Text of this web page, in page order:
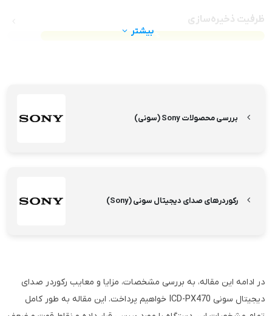
ظرفیت ذخیره‌سازی
87%
بیشتر
بررسی محصولات Sony (سونی)
رکوردر‌های صدای دیجیتال سونی (Sony)
در ادامه این مقاله، به بررسی مشخصات، مزایا و معایب رکوردر صدای
دیجیتال سونی ICD-PX470 خواهیم پرداخت. این مقاله به طور کامل